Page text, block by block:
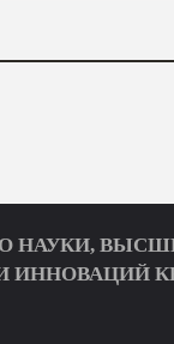
НАУКИ,
ИННОВАЦИЙ